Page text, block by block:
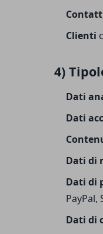
Clienti
4)
Dati
Dati
Dati di
Dati di
Dati di